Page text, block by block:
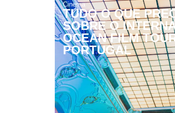
Cinema
TUDO O QUE
SOBRE O
OCEAN FILM
PORTUGAL